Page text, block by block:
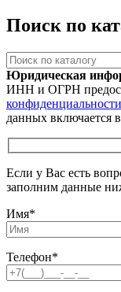
Поиск по
Поиск
по
каталогу
Юридическая
ИНН и ОГРН
конфиденциальности
данных включается
Если у Вас есть
заполним данные
Имя*
Телефон*